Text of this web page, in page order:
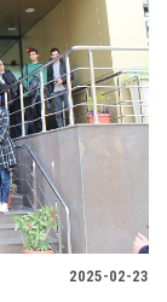
2025-02-23